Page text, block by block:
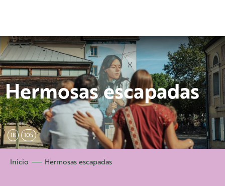
principal
Hermosas escapadas
18 105
Inicio Hermosas escapadas